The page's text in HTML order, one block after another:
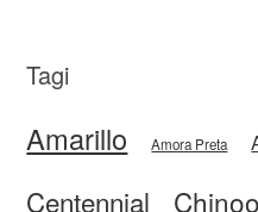
Tagi
Amarillo Amora Preta
Centennial